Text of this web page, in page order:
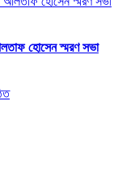
হোসেন স্মরণ সভা